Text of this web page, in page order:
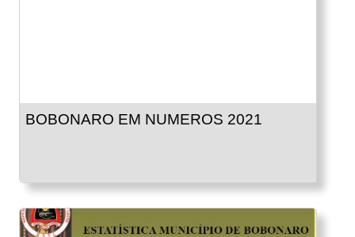
BOBONARO EM NUMEROS 2021